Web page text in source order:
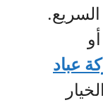
عباد